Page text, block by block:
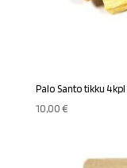
Palo Santo tikku 4kpl
10,00€